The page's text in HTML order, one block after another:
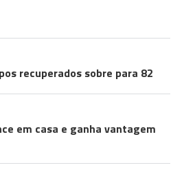
recuperados sobre para 82
em casa e ganha vantagem